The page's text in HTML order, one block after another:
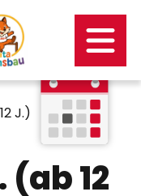
J.)
(ab 12